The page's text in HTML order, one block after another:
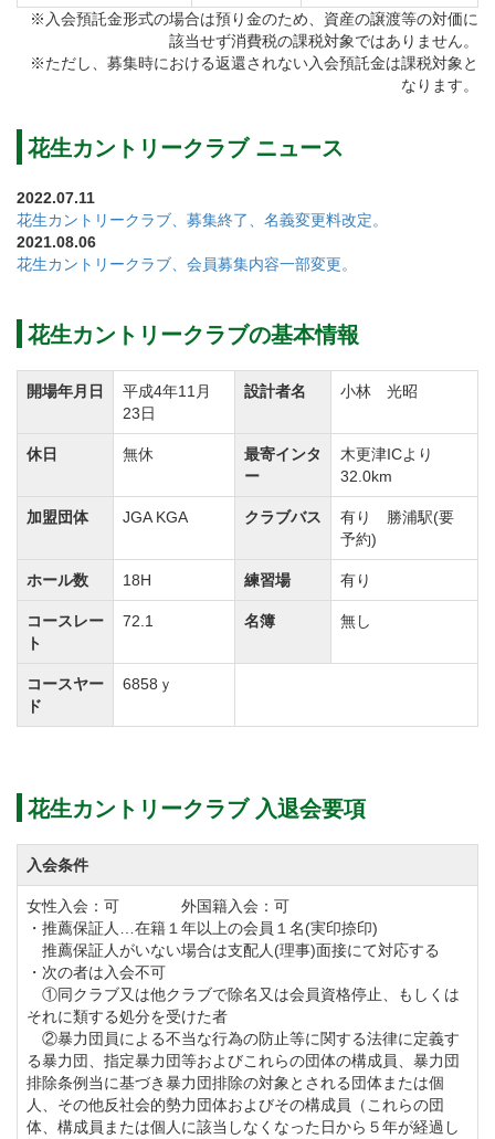
池越えの"浮島"狙いで果敢に攻めるか、左側のフェア
ウェイに乗せるかが選択できます。
どちらのルートも正確なボール運びが攻略のカギとな
ビギナーから上級者までお楽しみ頂けるチャンピオン
クラブハウスは瓦屋根の純和風な佇まい。
レストランの中庭からは滝の流れる日本庭園を望むこ
また、庭園内には「幽松軒」と呼ばれる本格的な茶室
も完備されています。
レストランではご当地メニュー「勝浦式担々麺」やお
土産で人気の「手作りコロッケ」など、地元の特産品
を使ったメニューが楽しめます。
高級旅館を思わせる非常に豪華な内装は女性ゴルファ
名義書換料もお安く設定されており、お奨めできるコ
ースです。この機会に是非ご検討下さい。
アコーディア・ゴルフでは、以下キャンペーンを実施
【対象】 同社系列ゴルフ場の「個人会員」及び「法
人会員記名者」
【内容】 同社系列ゴルフ場会員権を個人で市場にて
新規購入の場合、名義書換料が一律50％割引
２）親族入会 割引サービス
【対象】 同社系列ゴルフ場「個人会員」の親族（三
親等以内）
【内容】 同社系列ゴルフ場会員権を個人で市場にて
新規購入の場合、名義書換料が一律50％割引
※入会預託金形式の場合は預り金のため、資産の譲渡等の対価に
該当せず消費税の課税対象ではありません。
※ただし、募集時における返還されない入会預託金は課税対象と
なります。
花生カントリークラブ ニュース
2022.07.11
花生カントリークラブ、募集終了、名義変更料改定。
2021.08.06
花生カントリークラブ、会員募集内容一部変更。
花生カントリークラブの基本情報
開場年月日
平成4年11月
23日
設計者名 小林 光昭
休日 無休
最寄インタ
ー
木更津ICより
32.0km
加盟団体 JGA KGA クラブバス
有り 勝浦駅(要
予約)
ホール数 18H 練習場 有り
コースレー
ト
72.1 名簿 無し
コースヤー
ド
6858ｙ
花生カントリークラブ 入退会要項
入会条件
女性入会：可 外国籍入会：可
・推薦保証人…在籍１年以上の会員１名(実印捺印)
推薦保証人がいない場合は支配人(理事)面接にて対応する
・次の者は入会不可
①同クラブ又は他クラブで除名又は会員資格停止、もしくは
それに類する処分を受けた者
②暴力団員による不当な行為の防止等に関する法律に定義す
る暴力団、指定暴力団等およびこれらの団体の構成員、暴力団
排除条例当に基づき暴力団排除の対象とされる団体または個
人、その他反社会的勢力団体およびその構成員（これらの団
体、構成員または個人に該当しなくなった日から５年が経過し